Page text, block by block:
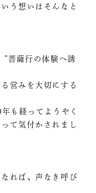
う想いはそんなと
”菩薩行の体験へ誘
営みを大切にする
ってようやく
て気付かされまし
れば、声なき呼び